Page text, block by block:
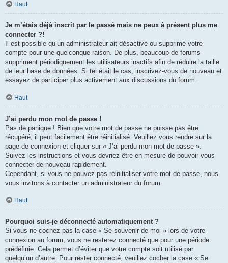
Haut
Je m’étais déjà inscrit par le passé mais ne peux à présent plus me
connecter ?!
Il est possible qu’un administrateur ait désactivé ou supprimé votre
compte pour une quelconque raison. De plus, beaucoup de forums
suppriment périodiquement les utilisateurs inactifs afin de réduire la taille
de leur base de données. Si tel était le cas, inscrivez-vous de nouveau et
essayez de participer plus activement aux discussions du forum.
Haut
J’ai perdu mon mot de passe !
Pas de panique ! Bien que votre mot de passe ne puisse pas être
récupéré, il peut facilement être réinitialisé. Veuillez vous rendre sur la
page de connexion et cliquer sur « J’ai perdu mon mot de passe ».
Suivez les instructions et vous devriez être en mesure de pouvoir vous
connecter de nouveau rapidement.
Cependant, si vous ne pouvez pas réinitialiser votre mot de passe, nous
vous invitons à contacter un administrateur du forum.
Haut
Pourquoi suis-je déconnecté automatiquement ?
Si vous ne cochez pas la case « Se souvenir de moi » lors de votre
connexion au forum, vous ne resterez connecté que pour une période
prédéfinie. Cela permet d’éviter que votre compte soit utilisé par
quelqu’un d’autre. Pour rester connecté, veuillez cocher la case « Se